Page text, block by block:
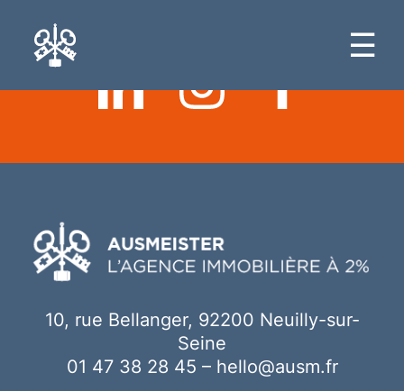
☰
10, rue Bellanger, 92200 Neuilly-sur-
Seine
01 47 38 28 45 – hello@ausm.fr